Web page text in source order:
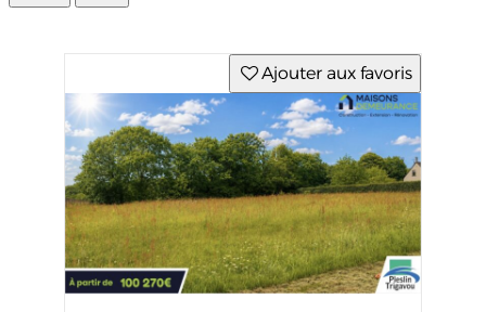
Ajouter aux favoris